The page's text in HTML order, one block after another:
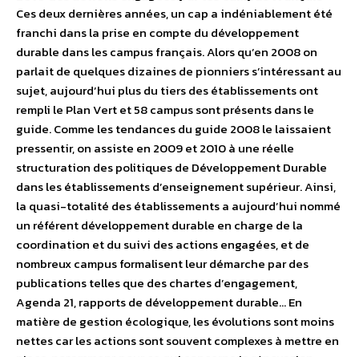
Ces deux dernières années, un cap a indéniablement été
franchi dans la prise en compte du développement
durable dans les campus français. Alors qu’en 2008 on
parlait de quelques dizaines de pionniers s’intéressant au
sujet, aujourd’hui plus du tiers des établissements ont
rempli le Plan Vert et 58 campus sont présents dans le
guide. Comme les tendances du guide 2008 le laissaient
pressentir, on assiste en 2009 et 2010 à une réelle
structuration des politiques de Développement Durable
dans les établissements d’enseignement supérieur. Ainsi,
la quasi-totalité des établissements a aujourd’hui nommé
un référent développement durable en charge de la
coordination et du suivi des actions engagées, et de
nombreux campus formalisent leur démarche par des
publications telles que des chartes d’engagement,
Agenda 21, rapports de développement durable… En
matière de gestion écologique, les évolutions sont moins
nettes car les actions sont souvent complexes à mettre en